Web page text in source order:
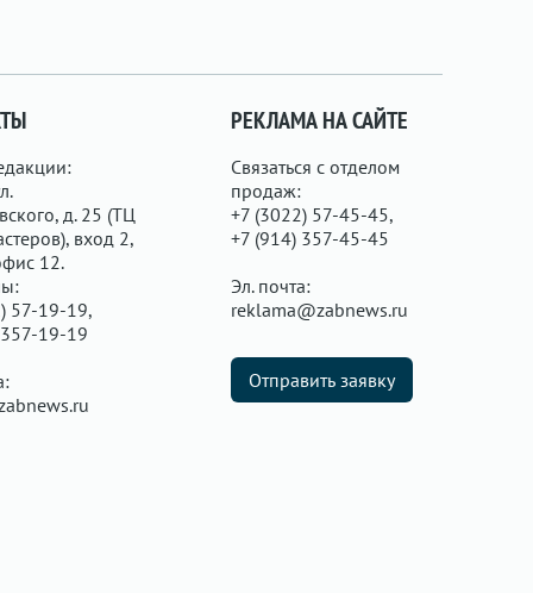
д. 25 (ТЦ
вход 2,
12.
57-19-19,
19-19
РЕКЛАМА НА САЙТЕ
Связаться с отделом
продаж:
+7 (3022) 57-45-45,
+7 (914) 357-45-45
Эл. почта:
reklama@zabnews.ru
Отправить заявку